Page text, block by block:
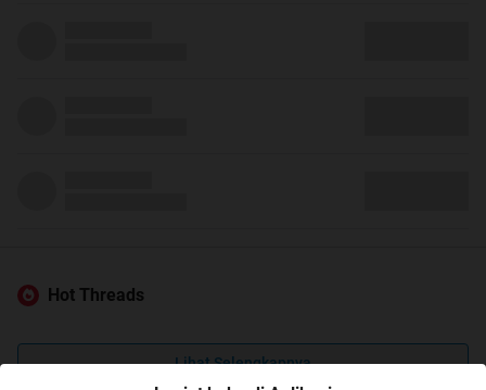
Hot Threads
Lihat Selengkapnya